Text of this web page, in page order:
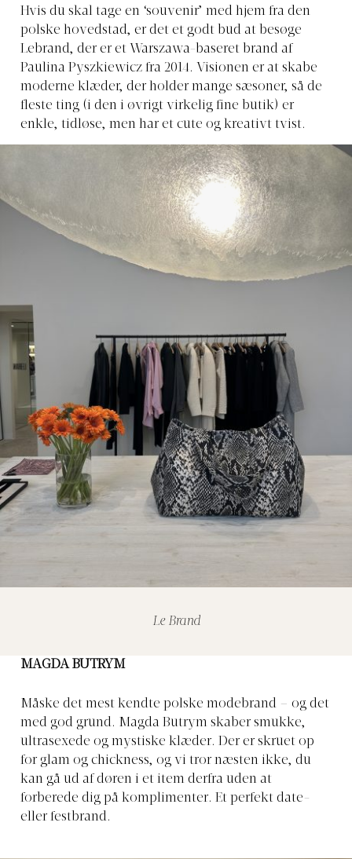
Hvis du skal tage en ‘souvenir’ med hjem fra den
polske hovedstad, er det et godt bud at besøge
Lebrand, der er et Warszawa-baseret brand af
Paulina Pyszkiewicz fra 2014. Visionen er at skabe
moderne klæder, der holder mange sæsoner, så de
fleste ting (i den i øvrigt virkelig fine butik) er
enkle, tidløse, men har et cute og kreativt tvist.
Le Brand
MAGDA BUTRYM
Måske det mest kendte polske modebrand – og det
med god grund. Magda Butrym skaber smukke,
ultrasexede og mystiske klæder. Der er skruet op
for glam og chickness, og vi tror næsten ikke, du
kan gå ud af døren i et item derfra uden at
forberede dig på komplimenter. Et perfekt date-
eller festbrand.